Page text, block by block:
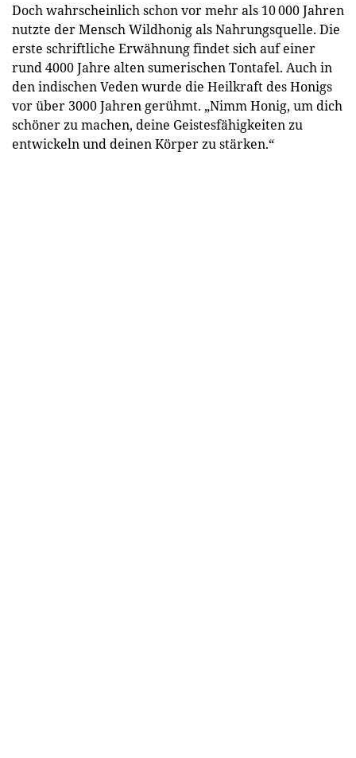
Doch wahrscheinlich schon vor mehr als 10 000 Jahren
nutzte der Mensch Wildhonig als Nahrungsquelle. Die
erste schriftliche Erwähnung findet sich auf einer
rund 4000 Jahre alten sumerischen Tontafel. Auch in
den indischen Veden wurde die Heilkraft des Honigs
vor über 3000 Jahren gerühmt. „Nimm Honig, um dich
schöner zu machen, deine Geistesfähigkeiten zu
entwickeln und deinen Körper zu stärken.“